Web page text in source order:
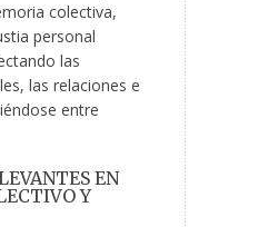
colectiva,
personal
las
las relaciones e
entre
EN
Y